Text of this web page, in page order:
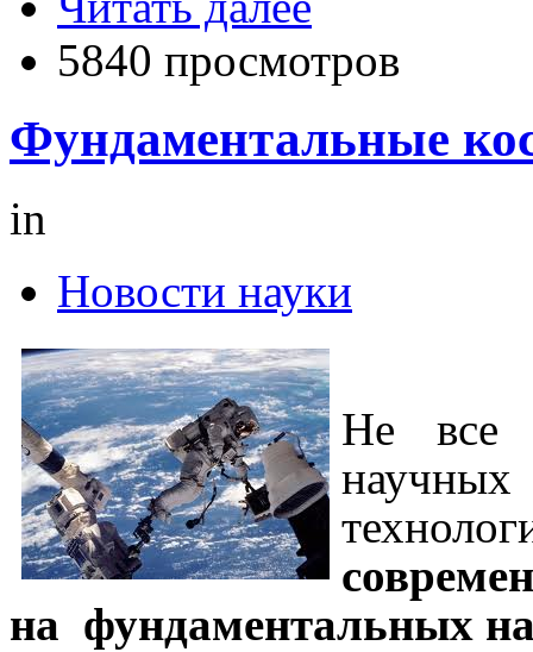
5840 просмотров
Фундаментальные
in
Новости науки
Не все
на фундаментальных